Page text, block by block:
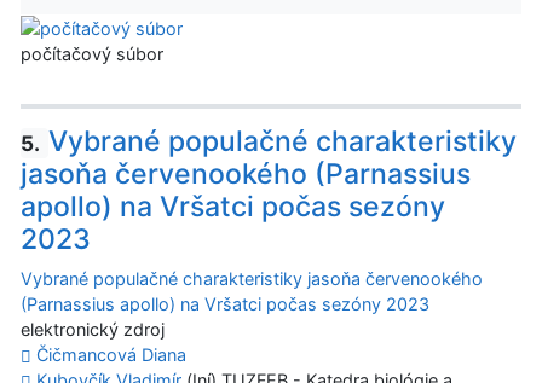
počítačový súbor
5. Vybrané populačné charakteristiky
jasoňa červenookého (Parnassius
apollo) na Vršatci počas sezóny
2023
Vybrané populačné charakteristiky jasoňa červenookého
(Parnassius apollo) na Vršatci počas sezóny 2023
elektronický zdroj
Čičmancová Diana